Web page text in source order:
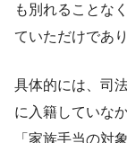
も別れることな
ていただけであ
具体的には、司
に入籍していな
「家族手当の対